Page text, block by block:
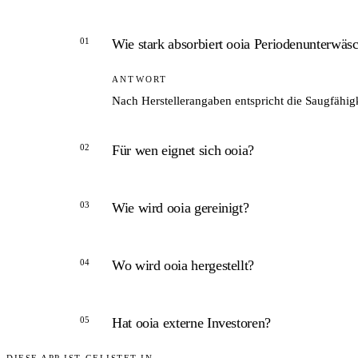
01 Wie stark absorbiert ooia
ANTWORT
Nach Herstellerangaben entspricht die
02 Für wen eignet sich ooia?
Für Frauen, die eine wiederverwendbare,
03 Wie wird ooia gereinigt?
Kalt abspülen, dann bei max. 40 Grad in der
04 Wo wird ooia hergestellt?
In zertifizierten Nähbetrieben in Portugal,
05 Hat ooia externe Investoren?